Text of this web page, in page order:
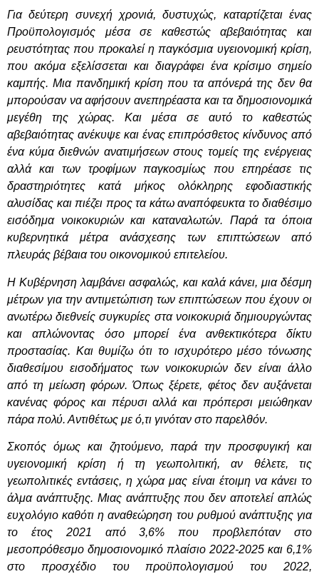
Για δεύτερη συνεχή χρονιά, δυστυχώς, καταρτίζεται ένας
Προϋπολογισμός μέσα σε καθεστώς αβεβαιότητας και
ρευστότητας που προκαλεί η παγκόσμια υγειονομική κρίση,
που ακόμα εξελίσσεται και διαγράφει ένα κρίσιμο σημείο
καμπής. Μια πανδημική κρίση που τα απόνερά της δεν θα
μπορούσαν να αφήσουν ανεπηρέαστα και τα δημοσιονομικά
μεγέθη της χώρας. Και μέσα σε αυτό το καθεστώς
αβεβαιότητας ανέκυψε και ένας επιπρόσθετος κίνδυνος από
ένα κύμα διεθνών ανατιμήσεων στους τομείς της ενέργειας
αλλά και των τροφίμων παγκοσμίως που επηρέασε τις
δραστηριότητες κατά μήκος ολόκληρης εφοδιαστικής
αλυσίδας και πιέζει προς τα κάτω αναπόφευκτα το διαθέσιμο
εισόδημα νοικοκυριών και καταναλωτών. Παρά τα όποια
κυβερνητικά μέτρα ανάσχεσης των επιπτώσεων από
πλευράς βέβαια του οικονομικού επιτελείου.
Η Κυβέρνηση λαμβάνει ασφαλώς, και καλά κάνει, μια δέσμη
μέτρων για την αντιμετώπιση των επιπτώσεων που έχουν οι
ανωτέρω διεθνείς συγκυρίες στα νοικοκυριά δημιουργώντας
και απλώνοντας όσο μπορεί ένα ανθεκτικότερα δίκτυ
προστασίας. Και θυμίζω ότι το ισχυρότερο μέσο τόνωσης
διαθεσίμου εισοδήματος των νοικοκυριών δεν είναι άλλο
από τη μείωση φόρων. Όπως ξέρετε, φέτος δεν αυξάνεται
κανένας φόρος και πέρυσι αλλά και πρόπερσι μειώθηκαν
πάρα πολύ. Αντιθέτως με ό,τι γινόταν στο παρελθόν.
Σκοπός όμως και ζητούμενο, παρά την προσφυγική και
υγειονομική κρίση ή τη γεωπολιτική, αν θέλετε, τις
γεωπολιτικές εντάσεις, η χώρα μας είναι έτοιμη να κάνει το
άλμα ανάπτυξης. Μιας ανάπτυξης που δεν αποτελεί απλώς
ευχολόγιο καθότι η αναθεώρηση του ρυθμού ανάπτυξης για
το έτος 2021 από 3,6% που προβλεπόταν στο
μεσοπρόθεσμο δημοσιονομικό πλαίσιο 2022-2025 και 6,1%
στο προσχέδιο του προϋπολογισμού του 2022,